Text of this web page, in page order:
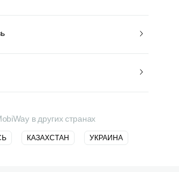
в других странах
КАЗАХСТАН УКРАИНА